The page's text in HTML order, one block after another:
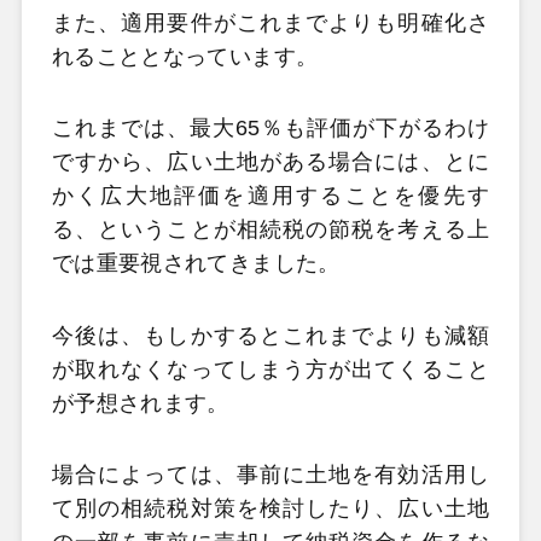
また、適用要件がこれまでよりも明確化さ
れることとなっています。
これまでは、最大65％も評価が下がるわけ
ですから、広い土地がある場合には、とに
かく広大地評価を適用することを優先す
る、ということが相続税の節税を考える上
では重要視されてきました。
今後は、もしかするとこれまでよりも減額
が取れなくなってしまう方が出てくること
が予想されます。
場合によっては、事前に土地を有効活用し
て別の相続税対策を検討したり、広い土地